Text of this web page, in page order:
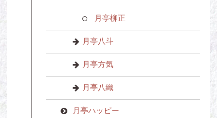
月亭柳正
月亭八斗
月亭方気
月亭八織
月亭ハッピー